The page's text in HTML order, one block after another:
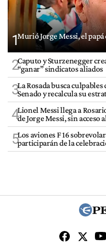
1Murió Jorge Messi, el
2Caputo y Sturzenegger
“ganar” sindicatos aliados
3La Rosada busca
Senado y recalcula su
4Lionel Messi llega a
de Jorge Messi, sin acceso
5Los aviones F 16
participarán de la